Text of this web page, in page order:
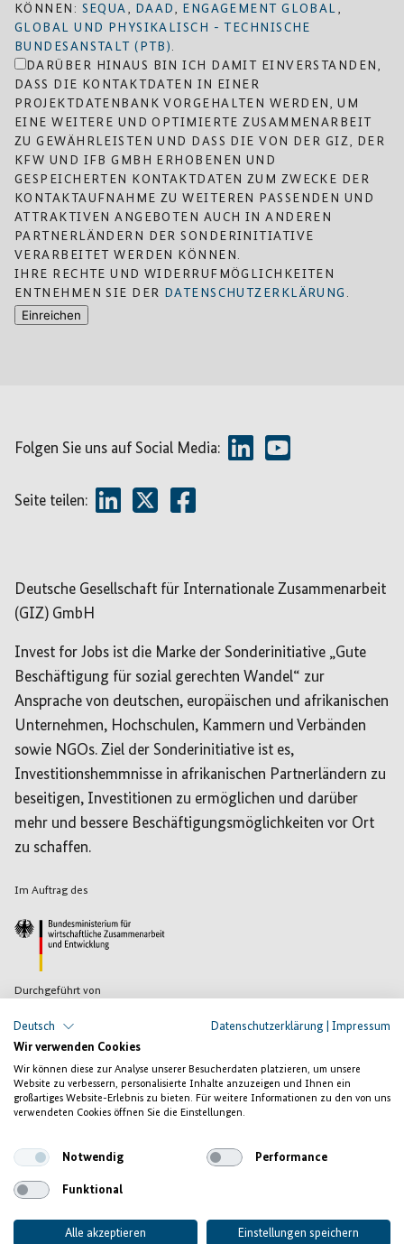
KÖNNEN: SEQUA DAAD ENGAGEMENT GLOBAL
GLOBAL UND PHYSIKALISCH - TECHNISCHE
BUNDESANSTALT (PTB)
DARÜBER HINAUS BIN ICH DAMIT EINVERSTANDEN,
DASS DIE KONTAKTDATEN IN EINER
PROJEKTDATENBANK VORGEHALTEN WERDEN, UM
EINE WEITERE UND OPTIMIERTE ZUSAMMENARBEIT
ZU GEWÄHRLEISTEN UND DASS DIE VON DER GIZ, DER
KFW UND IFB GMBH ERHOBENEN UND
GESPEICHERTEN KONTAKTDATEN ZUM ZWECKE DER
KONTAKTAUFNAHME ZU WEITEREN PASSENDEN UND
ATTRAKTIVEN ANGEBOTEN AUCH IN ANDEREN
PARTNERLÄNDERN DER SONDERINITIATIVE
VERARBEITET WERDEN KÖNNEN.
IHRE RECHTE UND WIDERRUFMÖGLICHKEITEN
ENTNEHMEN SIE DER
DATENSCHUTZERKLÄRUNG
Einreichen
Folgen Sie uns auf Social Media:
Seite teilen:
Deutsche Gesellschaft für Internationale Zusammenarbeit
(GIZ) GmbH
Invest for Jobs ist die Marke der Sonderinitiative „Gute
Beschäftigung für sozial gerechten Wandel“ zur
Ansprache von deutschen, europäischen und afrikanischen
Unternehmen, Hochschulen, Kammern und Verbänden
sowie NGOs. Ziel der Sonderinitiative ist es,
Investitionshemmnisse in afrikanischen Partnerländern zu
beseitigen, Investitionen zu ermöglichen und darüber
mehr und bessere Beschäftigungsmöglichkeiten vor Ort
zu schaffen.
Im Auftrag des
Durchgeführt von
Datenschutzerklärung
Kontakt
Deutsch Datenschutzerklärung
Impressum
Wir verwenden Cookies
Wir können diese zur Analyse unserer Besucherdaten platzieren, um unsere
Website zu verbessern, personalisierte Inhalte anzuzeigen und Ihnen ein
großartiges Website-Erlebnis zu bieten. Für weitere Informationen zu den von uns
verwendeten Cookies öffnen Sie die Einstellungen.
Notwendig Performance
Funktional
Alle akzeptieren Einstellungen speichern